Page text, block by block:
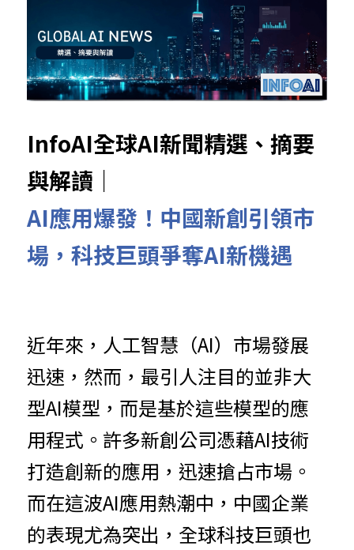
InfoAI全球AI新聞精選、摘要
與解讀｜
AI應用爆發！中國新創引領市
場，科技巨頭爭奪AI新機遇
近年來，人工智慧（AI）市場發展
迅速，然而，最引人注目的並非大
型AI模型，而是基於這些模型的應
用程式。許多新創公司憑藉AI技術
打造創新的應用，迅速搶占市場。
而在這波AI應用熱潮中，中國企業
的表現尤為突出，全球科技巨頭也